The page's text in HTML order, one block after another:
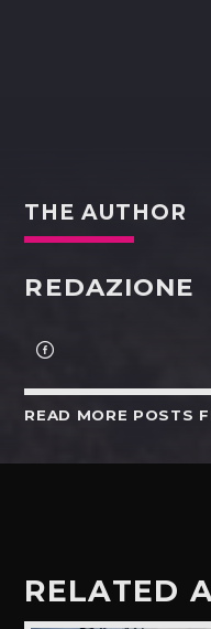
THE AUTHOR
REDAZIONE
READ MORE POSTS
RELATED